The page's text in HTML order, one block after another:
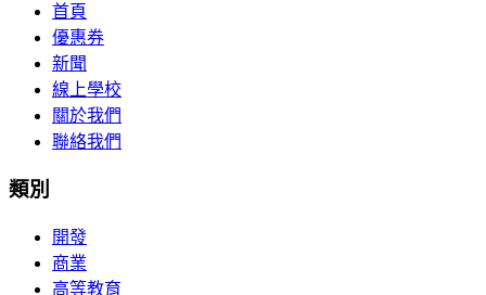
首頁
優惠券
新聞
線上學校
關於我們
聯絡我們
類別
開發
商業
高等教育